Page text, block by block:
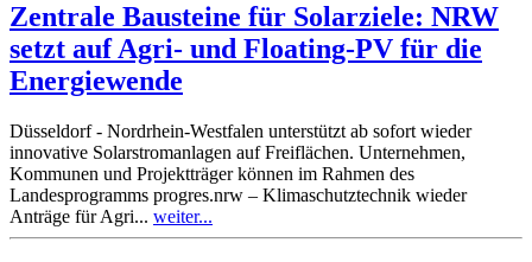
Zentrale Bausteine für Solarziele: NRW
setzt auf Agri- und Floating-PV für die
Energiewende
Düsseldorf - Nordrhein-Westfalen unterstützt ab sofort wieder
innovative Solarstromanlagen auf Freiflächen. Unternehmen,
Kommunen und Projektträger können im Rahmen des
Landesprogramms progres.nrw – Klimaschutztechnik wieder
Anträge für Agri... weiter...